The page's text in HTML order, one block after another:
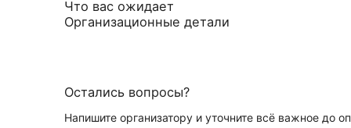
Что вас ожидает
Организационные детали
Остались вопросы?
Напишите организатору и уточните всё важное до